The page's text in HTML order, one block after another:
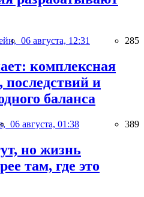
06 августа, 12:31 285
комплексная
последствий и
баланса
06 августа, 01:38 389
но жизнь
там, где это